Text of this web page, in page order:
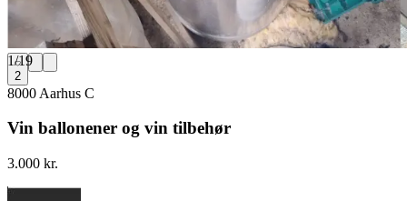
1/19
2
8000 Aarhus C
Vin ballonener og vin tilbehør
3.000 kr.